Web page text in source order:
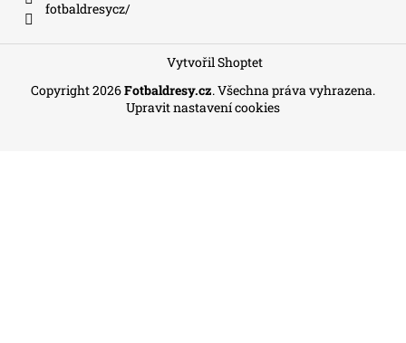
fotbaldresycz/
Vytvořil Shoptet
Copyright 2026Fotbaldresy.cz. Všechna práva vyhrazena.
Upravit nastavení cookies